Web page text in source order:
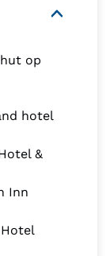
op
hotel
&
Inn